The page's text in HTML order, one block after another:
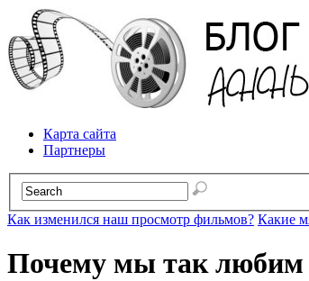
Карта сайта
Партнеры
Как изменился наш просмотр фильмов? Какие
Почему мы так любим